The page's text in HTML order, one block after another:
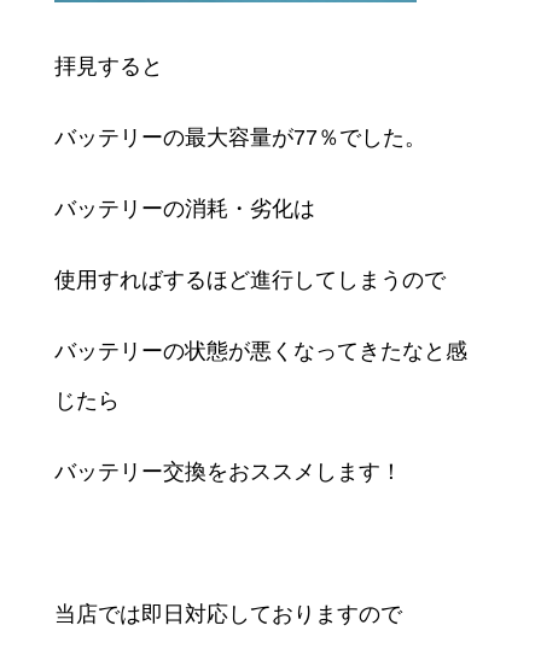
拝見すると
バッテリーの最大容量が77％でした。
バッテリーの消耗・劣化は
使用すればするほど進行してしまうので
バッテリーの状態が悪くなってきたなと感
じたら
バッテリー交換をおススメします！
当店では即日対応しておりますので